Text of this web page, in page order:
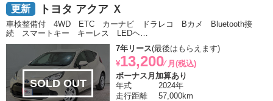
トヨタ アクア Ｘ
車検整備付 4WD ETC カーナビ ドラレコ Bカメ Bluetooth接
続 スマートキー キーレス LEDヘ…
SOLD OUT
7年リース(最後はもらえます)
¥13,200⁄ 月(税込)
ボーナス月加算あり
年式
2024年
走行距離
57,000km